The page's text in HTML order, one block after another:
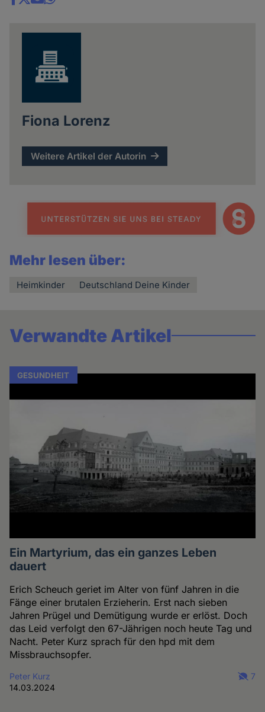
Share
Fiona Lorenz
Weitere Artikel der Autorin
Mehr lesen über:
Heimkinder Deutschland Deine Kinder
Verwandte Artikel
GESUNDHEIT
Ein Martyrium, das ein ganzes Leben
dauert
Erich Scheuch geriet im Alter von fünf Jahren in die
Fänge einer brutalen Erzieherin. Erst nach sieben
Jahren Prügel und Demütigung wurde er erlöst. Doch
das Leid verfolgt den 67-Jährigen noch heute Tag und
Nacht. Peter Kurz sprach für den hpd mit dem
Missbrauchsopfer.
Peter Kurz
14.03.2024
7